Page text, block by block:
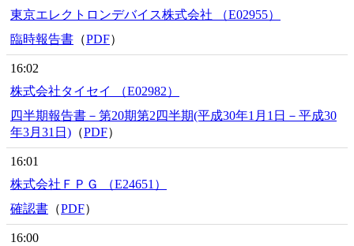
東京エレクトロンデバイス株式会社 （E02955）
臨時報告書 （PDF）
16:02
株式会社タイセイ （E02982）
四半期報告書－第20期第2四半期(平成30年1月1日－平成30
年3月31日) （PDF）
16:01
株式会社ＦＰＧ （E24651）
確認書 （PDF）
16:00